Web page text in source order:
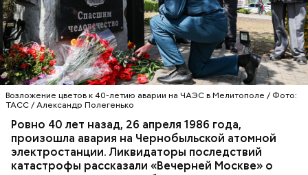
Возложение цветов к 40-летию аварии на ЧАЭС в Мелитополе / Фото:
ТАСС / Александр Полегенько
Ровно 40 лет назад, 26 апреля 1986 года,
произошла авария на Чернобыльской атомной
электростанции. Ликвидаторы последствий
катастрофы рассказали «Вечерней Москве» о
гражданской обороны. На тот момент, когда
произошла авария на Чернобыльской атомной
станции, ему было 26 лет.
АВАРИИ ЧЕРНОБЫЛЬ ИСТОРИЯ
Как гласит предание, совершая паломничество в
Иерусалим, Николай Чудотворец по просьбе
отчаявшихся путников молитвой успокоил